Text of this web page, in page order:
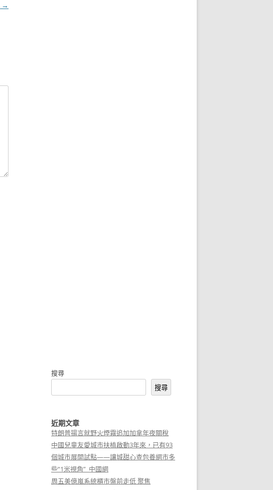
→
搜尋
搜尋
近期文章
特朗普揚言就野火煙霧追加加拿年夜關稅
中國兒童友愛城市扶植啟動3年來，已有93
個城市展開試點——讓城甜心查包養網市多
些“1米視角”_中國網
周五美億嵐系統櫃市盤前走低 聚焦